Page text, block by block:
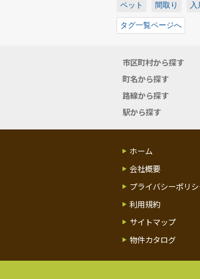
ペット 間取り 入
タグ一覧ページへ
市区町村から探す
町名から探す
路線から探す
駅から探す
ホーム
会社概要
プライバシーポリ
利用規約
サイトマップ
物件カタログ